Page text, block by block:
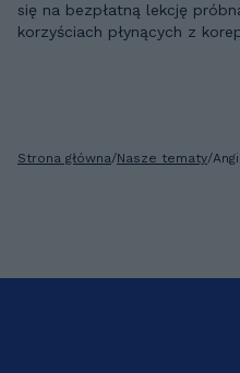
się na bezpłatną lekcję
korzyściach płynących z
Strona główna/Nasze tematy/